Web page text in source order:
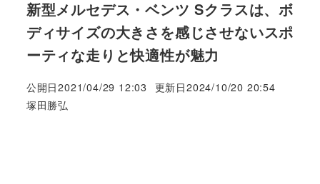
新型メルセデス・ベンツ Sクラスは、ボ
ディサイズの大きさを感じさせないスポ
ーティな走りと快適性が魅力
公開日2021/04/29 12:03 更新日2024/10/20 20:54
著
塚田勝弘